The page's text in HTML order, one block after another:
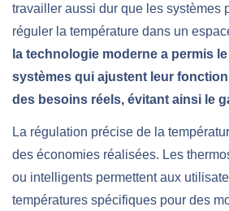
travailler aussi dur que les systèmes
réguler la température dans un
la technologie moderne a permis
systèmes qui ajustent leur
des besoins réels, évitant ainsi le
La régulation précise de la
des économies réalisées. Les
ou intelligents permettent aux
températures spécifiques pour des